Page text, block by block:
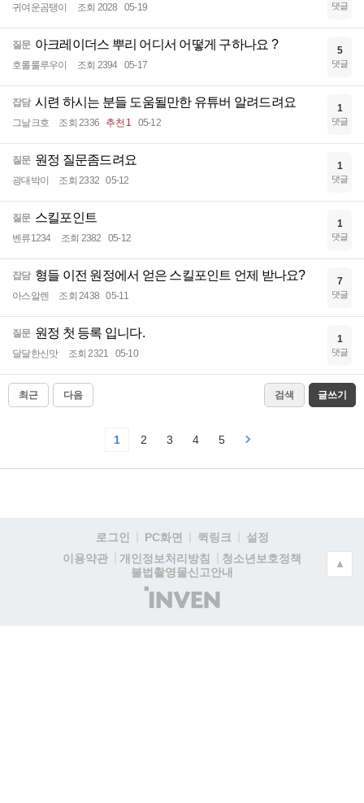
귀여운곰탱이 조회 2028 05-19 댓글
질문 아크레이더스 뿌리 어디서 어떻게 구하나요 ?
호롤룰루우이 조회 2394 05-17
5
댓글
잡담 시련 하시는 분들 도움될만한 유튜버 알려드려요
그날크호 조회 2336 추천 1 05-12
1
댓글
질문 원정 질문좀드려요
광대박이 조회 2332 05-12
1
댓글
질문 스킬포인트
벤류1234 조회 2382 05-12
1
댓글
잡담 형들 이전 원정에서 얻은 스킬포인트 언제 받나요?
아스알렌 조회 2438 05-11
7
댓글
질문 원정 첫 등록 입니다.
달달한신맛 조회 2321 05-10
1
댓글
최근 다음 검색 글쓰기
1 2 3 4 5
로그인 PC화면 퀵링크
설정
이용약관
개인정보처리방침
청소년보호정책
불법촬영물신고안내
(주)
인
▲